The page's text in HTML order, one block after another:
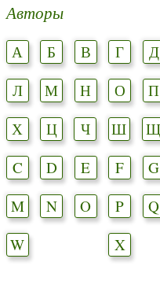
Авторы
А Б В Г Д
Л
М Н О П
Х
Ц Ч Ш Щ
C
D E F G
M
N O P Q
W
X